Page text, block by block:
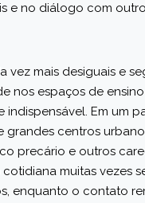
e no diálogo com
vez mais desiguais e
nos espaços de
indispensável. Em um
grandes centros
precário e outros
muitas vezes
enquanto o contato